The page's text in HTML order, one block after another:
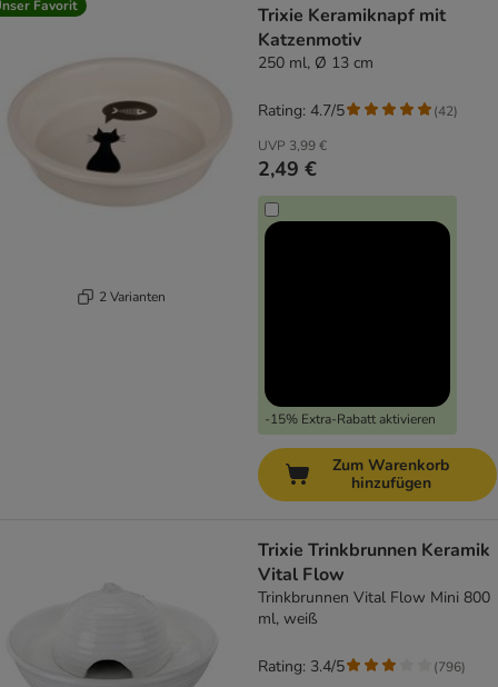
Favorit
2 Varianten
Trixie Keramiknapf mit
Katzenmotiv
250 ml, Ø 13 cm
UVP 3,99 €
2,49 €
-15% Extra-Rabatt aktivieren
Rating: 4.7/5 (42)
Zum Warenkorb
hinzufügen
Trixie Trinkbrunnen Keramik
Vital Flow
Trinkbrunnen Vital Flow Mini 800
ml, weiß
Rating: 3.4/5 (796)